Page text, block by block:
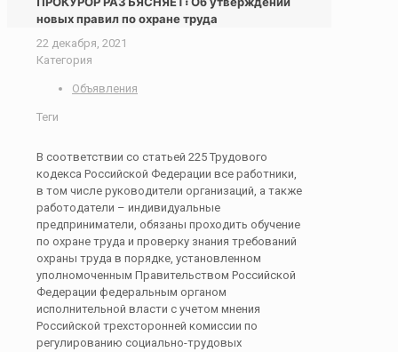
новых правил по охране труда
22 декабря, 2021
Категория
Объявления
Теги
В соответствии со статьей 225 Трудового
кодекса Российской Федерации все работники,
в том числе руководители организаций, а также
работодатели – индивидуальные
предприниматели, обязаны проходить обучение
по охране труда и проверку знания требований
охраны труда в порядке, установленном
уполномоченным Правительством Российской
Федерации федеральным органом
исполнительной власти с учетом мнения
Российской трехсторонней комиссии по
регулированию социально-трудовых